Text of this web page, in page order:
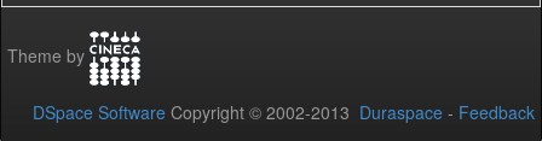
Theme by
DSpace Software Copyright © 2002-2013 Duraspace - Feedback